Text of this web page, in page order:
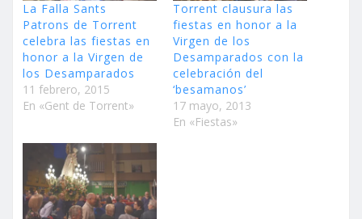
La Falla Sants
Patrons de Torrent
celebra las fiestas en
honor a la Virgen de
los Desamparados
11 febrero, 2015
En «Gent de Torrent»
Torrent clausura las
fiestas en honor a la
Virgen de los
Desamparados con la
celebración del
‘besamanos’
17 mayo, 2013
En «Fiestas»